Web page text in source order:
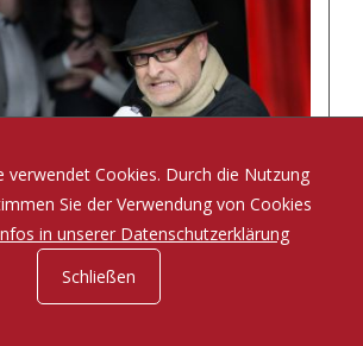
Tom Müller und Sabine Misiorny
verwendet Cookies. Durch die Nutzung
Sie der Verwendung von Cookies
in unserer Datenschutzerklärung
Schließen